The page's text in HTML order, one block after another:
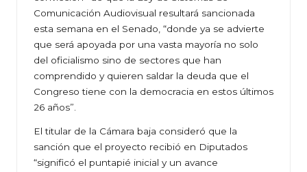
Comunicación Audiovisual resultará sancionada
esta semana en el Senado, “donde ya se advierte
que será apoyada por una vasta mayoría no solo
del oficialismo sino de sectores que han
comprendido y quieren saldar la deuda que el
Congreso tiene con la democracia en estos últimos
26 años”.
El titular de la Cámara baja consideró que la
sanción que el proyecto recibió en Diputados
“significó el puntapié inicial y un avance